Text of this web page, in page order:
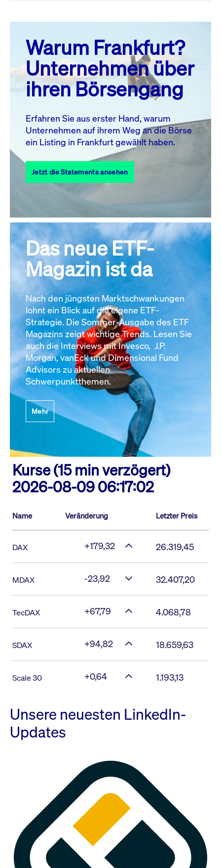
August 26
MO. DI. MI. DO. FR. SA. SO.
1
2
3
4 5 6 7 8
10 11 13 14
17
18 19 20 21 22
23
27 28
31
Alle Events
Warum Frankfurt?
Unternehmen über
ihren Börsengang
Erfahren Sie aus erster Hand, warum
Unternehmen auf ihrem Weg an die Börse
ein Listing in Frankfurt gewählt haben.
Jetzt die Statements ansehen
Das neue ETF-
Magazin ist da
Nach den jüngsten Marktschwankungen
lohnt ein Blick auf die eigene ETF-
Strategie. Die Sommer-Ausgabe des ETF
Magazins zeigt wichtige Trends. Lesen Sie
auch die Interviews mit Invesco, J.P.
Morgan, vanEck und Dimensional Fund
Advisors zu aktuellen
Schwerpunktthemen.
Mehr
Kurse (15 min verzögert)
2026-08-09 06:17:02
Name Veränderung Letzter Preis
DAX +179,32 26.319,45
MDAX -23,92 32.407,20
TecDAX +67,79 4.068,78
SDAX +94,82 18.659,63
Scale 30 +0,64 1.193,13
Unsere neuesten LinkedIn-
Updates